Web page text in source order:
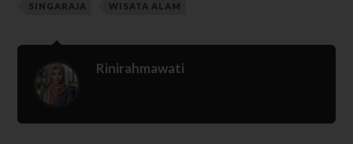
SINGARAJA WISATA ALAM
Rinirahmawati